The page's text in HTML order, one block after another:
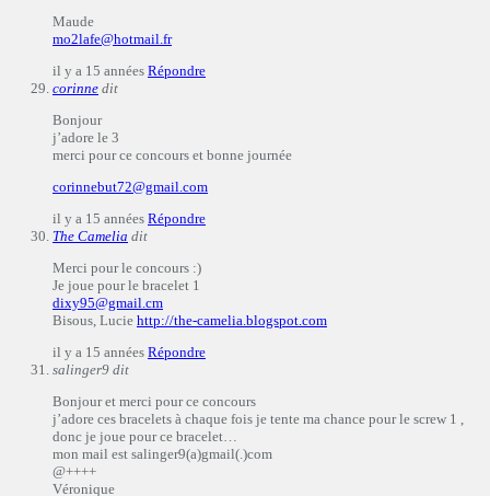
Maude
mo2lafe@hotmail.fr
il y a 15 années Répondre
corinne dit
Bonjour
j’adore le 3
merci pour ce concours et bonne journée
corinnebut72@gmail.com
il y a 15 années Répondre
The Camelia dit
Merci pour le concours :)
Je joue pour le bracelet 1
dixy95@gmail.cm
Bisous, Lucie http://the-camelia.blogspot.com
il y a 15 années Répondre
salinger9 dit
Bonjour et merci pour ce concours
j’adore ces bracelets à chaque fois je tente ma chance pour le screw 1 ,
donc je joue pour ce bracelet…
mon mail est salinger9(a)gmail(.)com
@++++
Véronique